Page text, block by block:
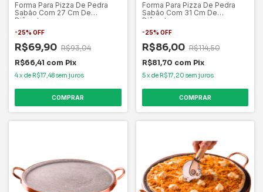
Forma Para Pizza De Pedra
Sabão Com 27 Cm De
Diâmetro
-25% OFF
R$69,90 R$93,04
R$66,41 com Pix
4xde R$17,48sem juros
Forma Para Pizza De Pedra
Sabão Com 31 Cm De
Diâmetro
-25% OFF
R$86,00 R$114,50
R$81,70 com Pix
5xde R$17,20 sem juros